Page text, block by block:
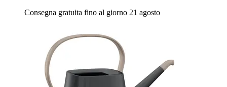
Consegna gratuita fino al giorno 21 agosto